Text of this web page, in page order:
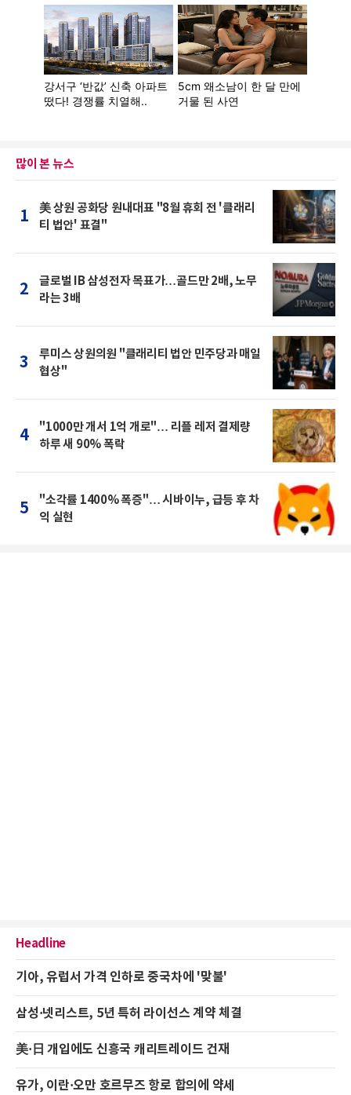
많이 본 뉴스
1
美 상원 공화당 원내대표 "8월 휴회 전 '클래리
티 법안' 표결"
2
글로벌 IB 삼성전자 목표가…골드만 2배, 노무
라는 3배
3
루미스 상원의원 "클래리티 법안 민주당과 매일
협상"
4
"1000만 개서 1억 개로"… 리플 레저 결제량
하루 새 90% 폭락
5
"소각률 1400% 폭증"… 시바이누, 급등 후 차
익 실현
Headline
기아, 유럽서 가격 인하로 중국차에 '맞불'
삼성·넷리스트, 5년 특허 라이선스 계약 체결
美·日 개입에도 신흥국 캐리트레이드 건재
유가, 이란·오만 호르무즈 항로 합의에 약세